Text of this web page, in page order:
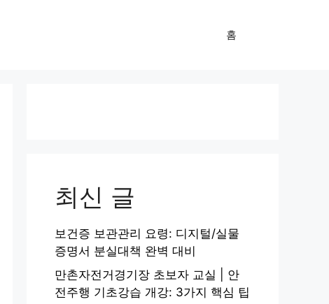
홈
최신 글
보건증 보관관리 요령: 디지털/실물
증명서 분실대책 완벽 대비
만촌자전거경기장 초보자 교실 | 안
전주행 기초강습 개강: 3가지 핵심 팁